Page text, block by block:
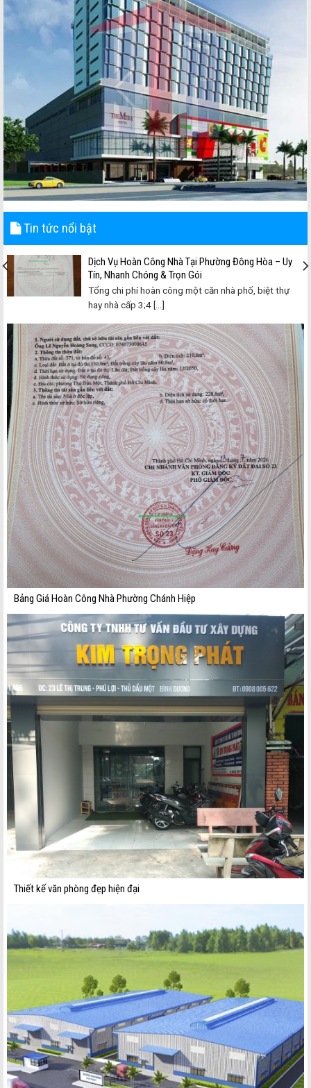
Tin tức nổi bật
Dịch Vụ Hoàn Công Nhà Tại Phường Đông Hòa – Uy
Tín, Nhanh Chóng & Trọn Gói
Tổng chi phí hoàn công một căn nhà phố, biệt thự
hay nhà cấp 3;4 [...]
Bảng Giá Hoàn Công Nhà Phường Chánh Hiệp
Thiết kế văn phòng đẹp hiện đại